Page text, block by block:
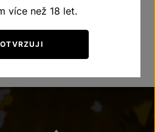
více než 18 let.